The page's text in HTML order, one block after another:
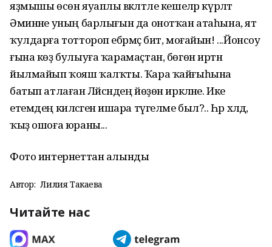
яҙмышы өсөн яуаплы вәкәләтле кешеләр күрәләтә
Әминәне уның барлығын да онотҡан атаһына, ят
ҡулдарға тоттороп ебәрмәҫ бит, моғайын! ...Йонсоу
ғына көҙ булыуға ҡарамаҫтан, бөгөн иртән
йылмайып ҡояш ҡалҡты. Ҡара ҡайғыһына
батып атлаған Ләйсәндең йөҙөн иркәләне. Ике
етемдең киләсәгенә ишара түгелме был?.. Һәр хәлдә,
ҡыҙ ошоға юраны...
Фото интернеттан алынды
Автор: Лилия Такаева
Читайте нас